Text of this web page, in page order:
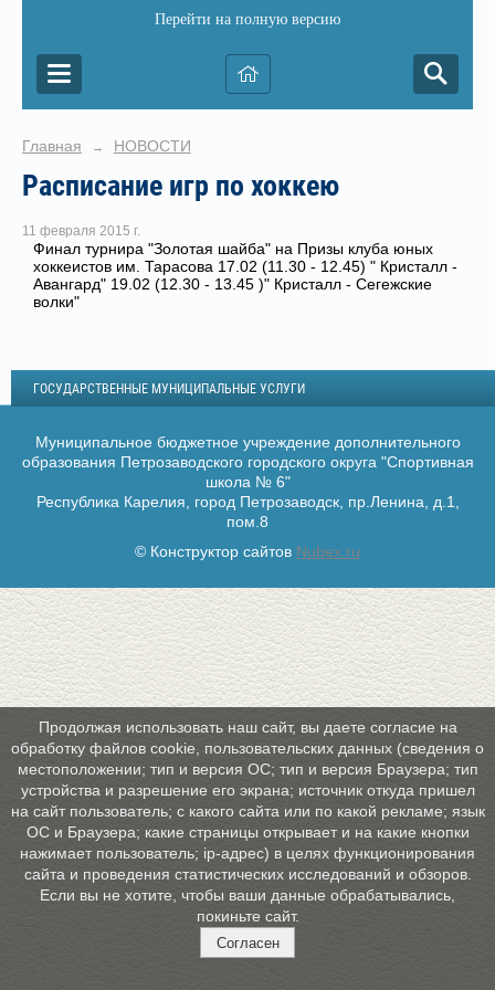
Перейти на полную версию
Главная → НОВОСТИ
Расписание игр по хоккею
11 февраля 2015 г.
Финал турнира "Золотая шайба" на Призы клуба юных
хоккеистов им. Тарасова 17.02 (11.30 - 12.45) " Кристалл -
Авангард" 19.02 (12.30 - 13.45 )" Кристалл - Сегежские
волки"
ГОСУДАРСТВЕННЫЕ МУНИЦИПАЛЬНЫЕ УСЛУГИ
Муниципальное бюджетное учреждение дополнительного
образования Петрозаводского городского округа "Спортивная
школа № 6"
Республика Карелия, город Петрозаводск, пр.Ленина, д.1,
пом.8
© Конструктор сайтов Nubex.ru
Продолжая использовать наш сайт, вы даете согласие на
обработку файлов cookie, пользовательских данных (сведения о
местоположении; тип и версия ОС; тип и версия Браузера; тип
устройства и разрешение его экрана; источник откуда пришел
на сайт пользователь; с какого сайта или по какой рекламе; язык
ОС и Браузера; какие страницы открывает и на какие кнопки
нажимает пользователь; ip-адрес) в целях функционирования
сайта и проведения статистических исследований и обзоров.
Если вы не хотите, чтобы ваши данные обрабатывались,
покиньте сайт.
Согласен